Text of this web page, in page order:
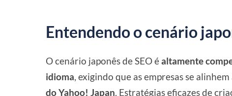
Entendendo o cenário
O cenário japonês de SEO éaltamente
idioma, exigindo que as empresas se
do Yahoo! Japan. Estratégias eficazes de